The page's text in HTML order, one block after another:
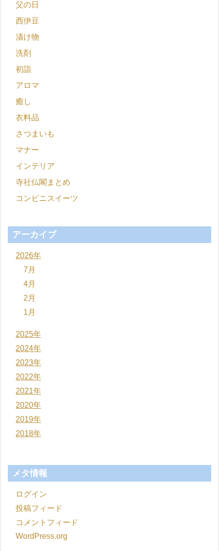
父の日
西伊豆
漬け物
洗剤
初詣
アロマ
癒し
衣料品
さつまいも
マナー
インテリア
寺社仏閣まとめ
コンビニスイーツ
アーカイブ
2026年
7月
4月
2月
1月
2025年
2024年
2023年
2022年
2021年
2020年
2019年
2018年
メタ情報
ログイン
投稿フィード
コメントフィード
WordPress.org